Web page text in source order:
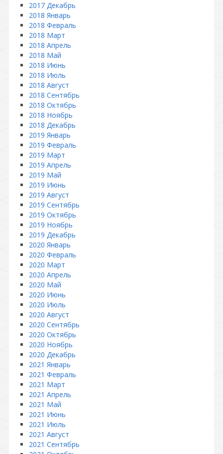
2017 Декабрь
2018 Январь
2018 Февраль
2018 Март
2018 Апрель
2018 Май
2018 Июнь
2018 Июль
2018 Август
2018 Сентябрь
2018 Октябрь
2018 Ноябрь
2018 Декабрь
2019 Январь
2019 Февраль
2019 Март
2019 Апрель
2019 Май
2019 Июнь
2019 Август
2019 Сентябрь
2019 Октябрь
2019 Ноябрь
2019 Декабрь
2020 Январь
2020 Февраль
2020 Март
2020 Апрель
2020 Май
2020 Июнь
2020 Июль
2020 Август
2020 Сентябрь
2020 Октябрь
2020 Ноябрь
2020 Декабрь
2021 Январь
2021 Февраль
2021 Март
2021 Апрель
2021 Май
2021 Июнь
2021 Июль
2021 Август
2021 Сентябрь